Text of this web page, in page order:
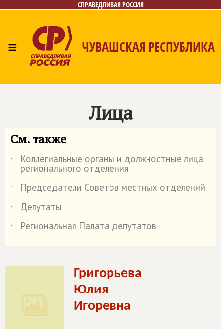
СПРАВЕДЛИВАЯ РОССИЯ
≡ ЧУВАШСКАЯ РЕСПУБЛИКА
Контакты
Лица
См. также
˙ Коллегиальные органы и должностные лица
регионального отделения
˙
Председатели Советов местных отделений
˙
Депутаты
˙
Региональная Палата депутатов
Григорьева
Юлия
Игоревна